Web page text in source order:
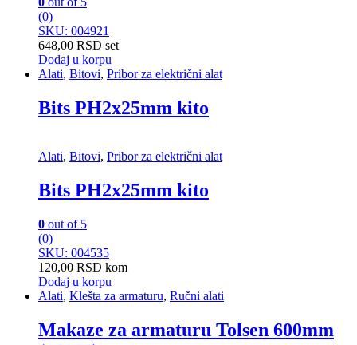
(0)
SKU: 004921
648,00 RSD set
Dodaj u korpu
Alati, Bitovi, Pribor za električni alat
Bits PH2x25mm kito
Alati, Bitovi, Pribor za električni alat
Bits PH2x25mm kito
0 out of 5
(0)
SKU: 004535
120,00 RSD kom
Dodaj u korpu
Alati, Klešta za armaturu, Ručni alati
Makaze za armaturu Tolsen 600mm